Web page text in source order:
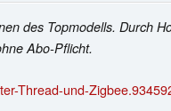
des Topmodells. Durch
Abo-Pflicht.
Thread-und-